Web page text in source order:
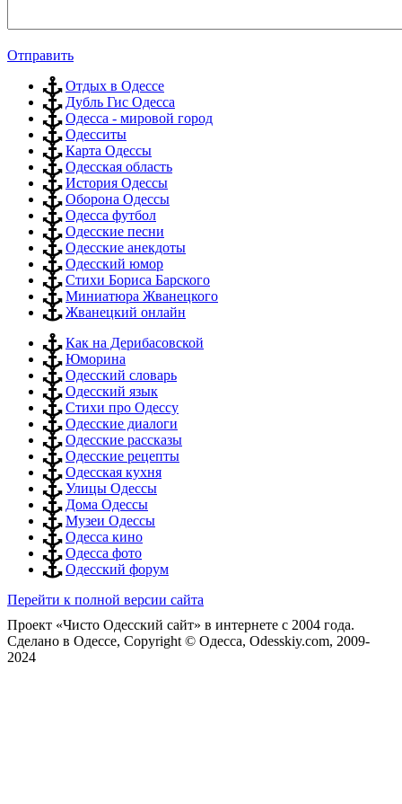
Отправить
Отдых в Одессе
Дубль Гис Одесса
Одесса - мировой город
Одесситы
Карта Одессы
Одесская область
История Одессы
Оборона Одессы
Одесса футбол
Одесские песни
Одесские анекдоты
Одесский юмор
Стихи Бориса Барского
Миниатюра Жванецкого
Жванецкий онлайн
Как на Дерибасовской
Юморина
Одесский словарь
Одесский язык
Стихи про Одессу
Одесские диалоги
Одесские рассказы
Одесские рецепты
Одесская кухня
Улицы Одессы
Дома Одессы
Музеи Одессы
Одесса кино
Одесса фото
Одесский форум
Перейти к полной версии сайта
Проект «Чисто Одесский сайт» в интернете с 2004 года.
Сделано в Одессе, Copyright © Одесса, Odesskiy.com, 2009-
2024